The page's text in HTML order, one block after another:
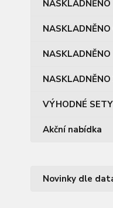
VÝHODNÉ SETY
Akční nabídka
Novinky dle